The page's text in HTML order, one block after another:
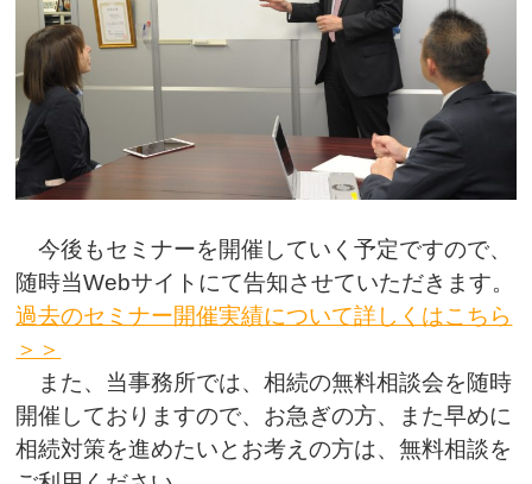
今後もセミナーを開催していく予定ですので、
随時当Webサイトにて告知させていただきます。
過去のセミナー開催実績について詳しくはこちら
＞＞
また、当事務所では、相続の無料相談会を随時
開催しておりますので、お急ぎの方、また早めに
相続対策を進めたいとお考えの方は、無料相談を